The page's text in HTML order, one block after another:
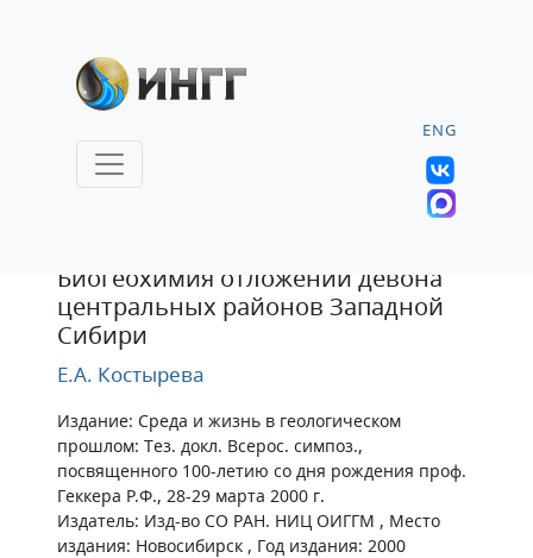
ENG
Биогеохимия отложений девона
центральных районов Западной
Сибири
Е.А. Костырева
Издание: Среда и жизнь в геологическом
прошлом: Тез. докл. Всерос. симпоз.,
посвященного 100-летию со дня рождения проф.
Геккера Р.Ф., 28-29 марта 2000 г.
Издатель: Изд-во СО РАН. НИЦ ОИГГМ , Место
издания: Новосибирск , Год издания: 2000